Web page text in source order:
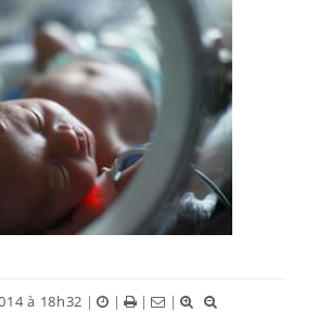
à 18h32 | | | |